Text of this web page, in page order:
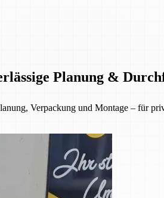
Planung &
Verpackung und Montage – für